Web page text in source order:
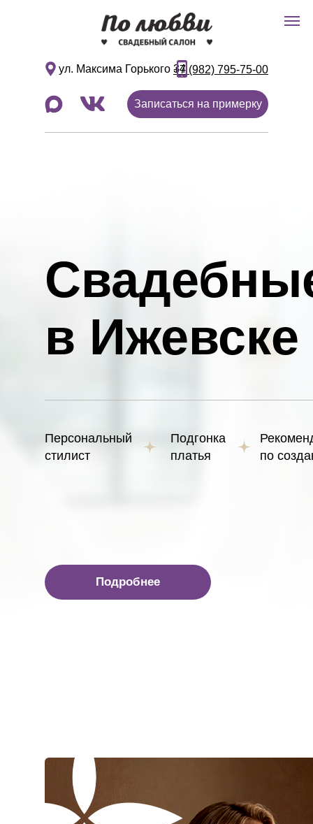
ул. Максима Горького 34+7 (982) 795-75-00
Записаться на примерку
в Ижевске
Подгонка
платья
по
Персональный
стилист
Подробнее